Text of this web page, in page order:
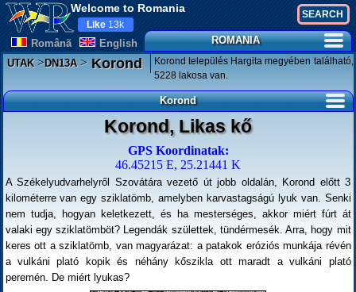
Welcome to Romania
Românã English
Like 13k
ROMANIA
UTAK>DN13A>Korond
Korond település Hargita megyében található,
5228 lakosa van.
Korond
Korond, Likas kő
GPS Koordinatak:
46.45215 E, 25.21441 K
A Székelyudvarhelyről Szovátára vezető út jobb oldalán, Korond előtt 3
kilométerre van egy sziklatömb, amelyben karvastagságú lyuk van. Senki
nem tudja, hogyan keletkezett, és ha mesterséges, akkor miért fúrt át
valaki egy sziklatömböt? Legendák születtek, tündérmesék. Arra, hogy mit
keres ott a sziklatömb, van magyarázat: a patakok eróziós munkája révén
a vulkáni plató kopik és néhány kőszikla ott maradt a vulkáni plató
peremén. De miért lyukas?